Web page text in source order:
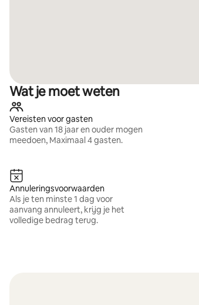
Wat je moet weten
Vereisten voor gasten
Gasten van 18 jaar en ouder mogen
meedoen, Maximaal 4 gasten.
Annuleringsvoorwaarden
Als je ten minste 1 dag voor
aanvang annuleert, krijg je het
volledige bedrag terug.